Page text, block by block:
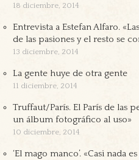
18 diciembre, 2014
Entrevista a Estefan Alfaro.
de las pasiones y el resto se
13 diciembre, 2014
La gente huye de otra gente
11 diciembre, 2014
Truffaut/París. El París de las
un álbum fotográfico al uso»
10 diciembre, 2014
‘El mago manco’. «Casi nada